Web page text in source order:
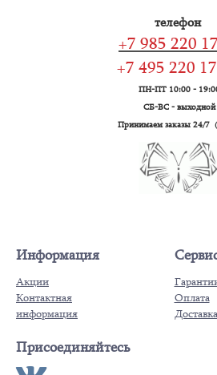
телефон
+7 985 220
+7 495 220
ПН-ПТ 10:00 -
СБ-ВС - выходной
Принимаем заказы 24/7
Информация
Акции
Контактная
информация
Присоединяйтесь
Оплата
Доставка